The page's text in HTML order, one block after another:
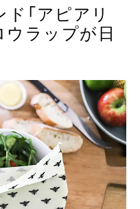
「アピアリ
ウラップが日